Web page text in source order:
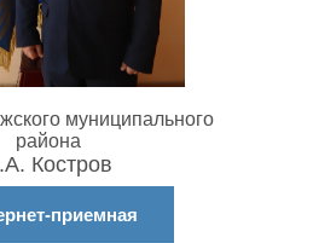
муниципального
района
Костров
приемная